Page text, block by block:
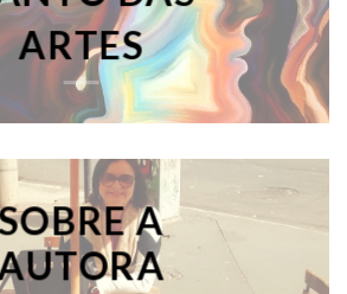
ARTES
A